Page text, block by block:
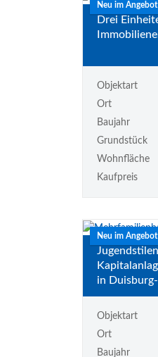
Neu im Angebot
Drei
Objektart
Ort
Baujahr
Grundstück
Wohnfläche
Kaufpreis
Neu im Angebot
in
Objektart
Ort
Baujahr